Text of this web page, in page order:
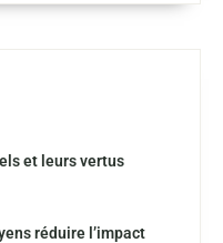
et leurs vertus
réduire l’impact